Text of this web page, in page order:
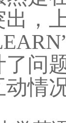
，
问
情